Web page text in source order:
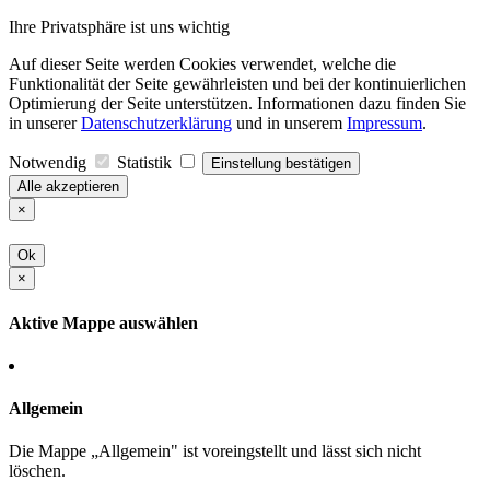
Ihre Privatsphäre ist uns wichtig
Auf dieser Seite werden Cookies verwendet, welche die
Funktionalität der Seite gewährleisten und bei der kontinuierlichen
Optimierung der Seite unterstützen. Informationen dazu finden Sie
in unsererDatenschutzerklärung und in unserem Impressum.
Notwendig Statistik
Einstellung bestätigen
Alle akzeptieren
×
Ok
×
Aktive Mappe auswählen
Allgemein
Die Mappe „Allgemein" ist voreingstellt und lässt sich nicht
löschen.